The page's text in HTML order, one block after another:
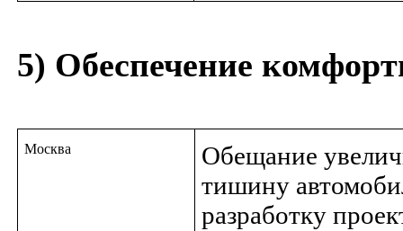
5) Обеспечение
Москва
Обещание
тишину
разработку